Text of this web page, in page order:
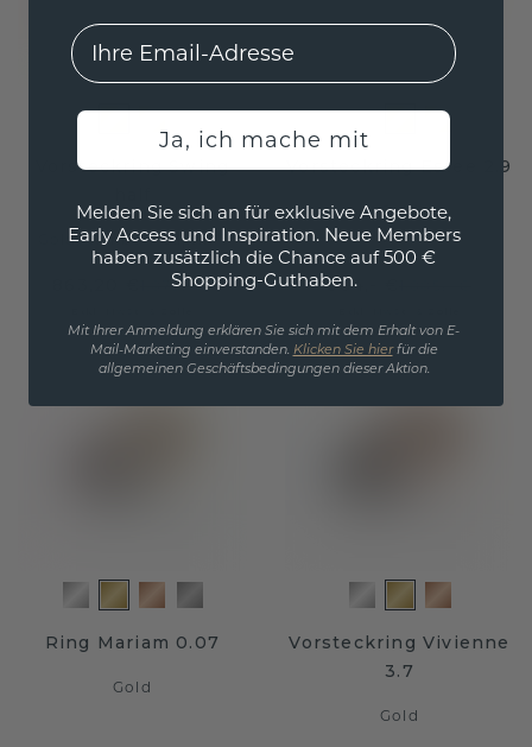
Vorsteckring Swing
Gold/Rainbow Saphir 1
1.079,- €
Vorsteckring Estee 2.9
Gold
804,- €
Ring Mariam 0.07
Gold
Vorsteckring Vivienne
3.7
Gold
EMail
Ja, ich mache mit
Melden Sie sich an für exklusive Angebote,
Early Access und Inspiration. Neue Members
haben zusätzlich die Chance auf 500 €
Shopping-Guthaben.
Mit Ihrer Anmeldung erklären Sie sich mit dem Erhalt von E-
Mail-Marketing einverstanden. Klicken Sie hierfür die
allgemeinen Geschäftsbedingungen dieser Aktion.